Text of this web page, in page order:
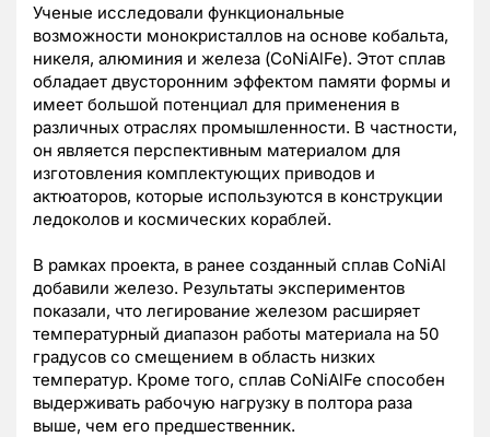
Ученые исследовали функциональные
возможности монокристаллов на основе кобальта,
никеля, алюминия и железа (CoNiAlFe). Этот сплав
обладает двусторонним эффектом памяти формы и
имеет большой потенциал для применения в
различных отраслях промышленности. В частности,
он является перспективным материалом для
изготовления комплектующих приводов и
актюаторов, которые используются в конструкции
ледоколов и космических кораблей.
В рамках проекта, в ранее созданный сплав CoNiAl
добавили железо. Результаты экспериментов
показали, что легирование железом расширяет
температурный диапазон работы материала на 50
градусов со смещением в область низких
температур. Кроме того, сплав CoNiAlFe способен
выдерживать рабочую нагрузку в полтора раза
выше, чем его предшественник.